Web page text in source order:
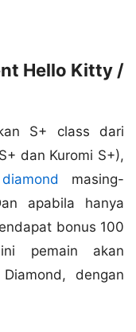
Hello Kitty /
S+ class dari
dan Kuromi S+),
masing-
apabila hanya
bonus 100
pemain akan
dengan